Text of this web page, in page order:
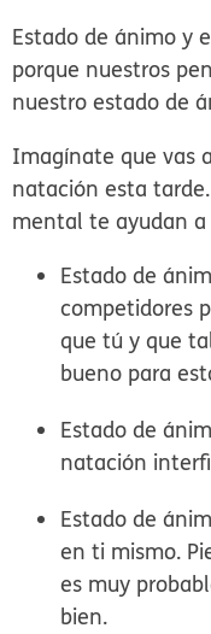
Estado de ánimo y
porque nuestros
nuestro estado de
Imagínate que vas
natación esta
mental te ayudan
Estado de
competidores
que tú y que
bueno para
Estado de
natación
Estado de
en ti mismo.
es muy
bien.